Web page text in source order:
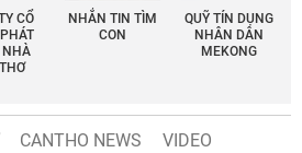
CỔ
NHÀ
NHẮN TIN TÌM
CON
QUỸ TÍN DỤNG
NHÂN DÂN
MEKONG
CANTHO NEWS
VIDEO